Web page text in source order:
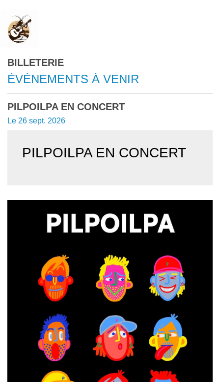
BILLETERIE
ÉVÉNEMENTS À VENIR
PILPOILPA EN CONCERT
Le 26 sept. 2026
PILPOILPA EN CONCERT